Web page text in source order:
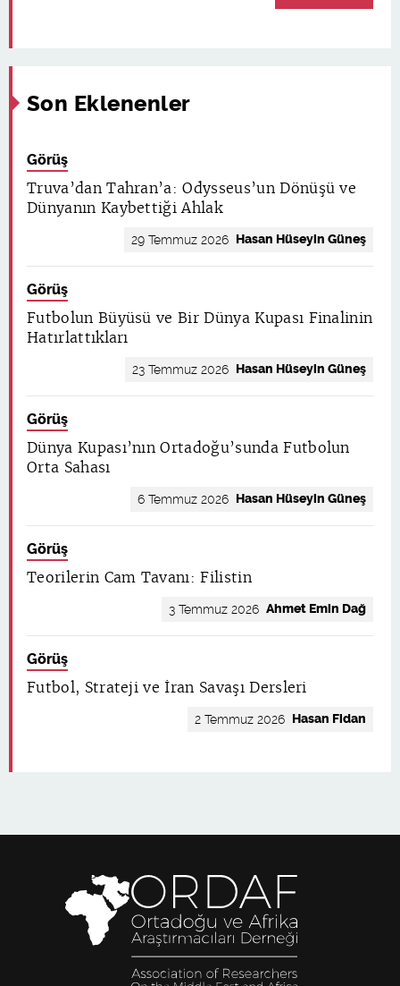
Son Eklenenler
Görüş
Truva’dan Tahran’a: Odysseus’un Dönüşü ve
Dünyanın Kaybettiği Ahlak
29 Temmuz 2026 Hasan Hüseyin Güneş
Görüş
Futbolun Büyüsü ve Bir Dünya Kupası Finalinin
Hatırlattıkları
23 Temmuz 2026 Hasan Hüseyin Güneş
Görüş
Dünya Kupası’nın Ortadoğu’sunda Futbolun
Orta Sahası
6 Temmuz 2026 Hasan Hüseyin Güneş
Görüş
Teorilerin Cam Tavanı: Filistin
3 Temmuz 2026 Ahmet Emin Dağ
Görüş
Futbol, Strateji ve İran Savaşı Dersleri
2 Temmuz 2026 Hasan Fidan